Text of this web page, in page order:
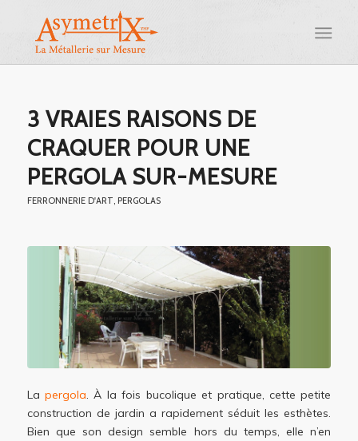
3 VRAIES RAISONS DE
CRAQUER POUR UNE
PERGOLA SUR-MESURE
FERRONNERIE D'ART, PERGOLAS
Lapergola. À la fois bucolique et pratique, cette petite
construction de jardin a rapidement séduit les esthètes.
Bien que son design semble hors du temps, elle n’en